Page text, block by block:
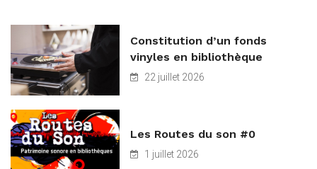
Constitution d’un fonds
vinyles en bibliothèque
22 juillet 2026
Les Routes du son #0
1 juillet 2026